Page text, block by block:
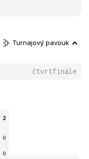
Turnajový pavouk
čtvrtfinále
2
0
0